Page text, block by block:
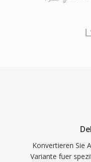
Konvertieren Sie
Variante fuer